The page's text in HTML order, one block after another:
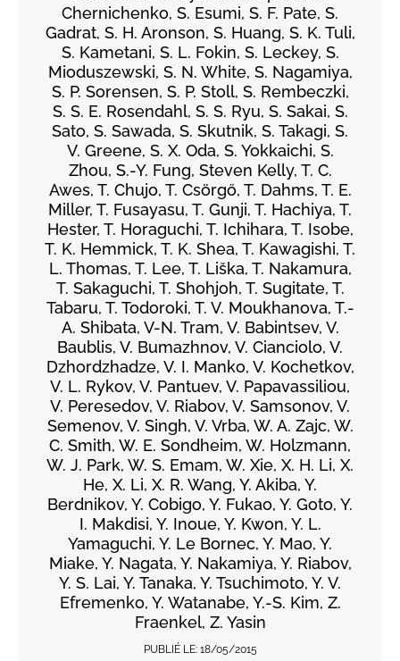
Chernichenko, S. Esumi, S. F. Pate, S.
Gadrat, S. H. Aronson, S. Huang, S. K. Tuli,
S. Kametani, S. L. Fokin, S. Leckey, S.
Mioduszewski, S. N. White, S. Nagamiya,
S. P. Sorensen, S. P. Stoll, S. Rembeczki,
S. S. E. Rosendahl, S. S. Ryu, S. Sakai, S.
Sato, S. Sawada, S. Skutnik, S. Takagi, S.
V. Greene, S. X. Oda, S. Yokkaichi, S.
Zhou, S.-Y. Fung, Steven Kelly, T. C.
Awes, T. Chujo, T. Csörgő, T. Dahms, T. E.
Miller, T. Fusayasu, T. Gunji, T. Hachiya, T.
Hester, T. Horaguchi, T. Ichihara, T. Isobe,
T. K. Hemmick, T. K. Shea, T. Kawagishi, T.
L. Thomas, T. Lee, T. Liška, T. Nakamura,
T. Sakaguchi, T. Shohjoh, T. Sugitate, T.
Tabaru, T. Todoroki, T. V. Moukhanova, T.-
A. Shibata, V-N. Tram, V. Babintsev, V.
Baublis, V. Bumazhnov, V. Cianciolo, V.
Dzhordzhadze, V. I. Manko, V. Kochetkov,
V. L. Rykov, V. Pantuev, V. Papavassiliou,
V. Peresedov, V. Riabov, V. Samsonov, V.
Semenov, V. Singh, V. Vrba, W. A. Zajc, W.
C. Smith, W. E. Sondheim, W. Holzmann,
W. J. Park, W. S. Emam, W. Xie, X. H. Li, X.
He, X. Li, X. R. Wang, Y. Akiba, Y.
Berdnikov, Y. Cobigo, Y. Fukao, Y. Goto, Y.
I. Makdisi, Y. Inoue, Y. Kwon, Y. L.
Yamaguchi, Y. Le Bornec, Y. Mao, Y.
Miake, Y. Nagata, Y. Nakamiya, Y. Riabov,
Y. S. Lai, Y. Tanaka, Y. Tsuchimoto, Y. V.
Efremenko, Y. Watanabe, Y.-S. Kim, Z.
Fraenkel, Z. Yasin
PUBLIÉ LE: 18/05/2015